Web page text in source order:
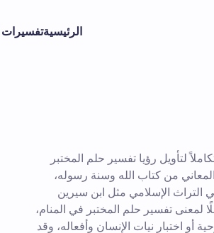
الرئيسيةتفسيرات
لتأويل رؤيا تفسير حلم المختبر
من كتاب الله وسنة رسوله،
التراث الإسلامي مثل ابن سيرين
تفسير حلم المختبر في المنام،
أو اختبار نيات الإنسان وأفعاله، وقد